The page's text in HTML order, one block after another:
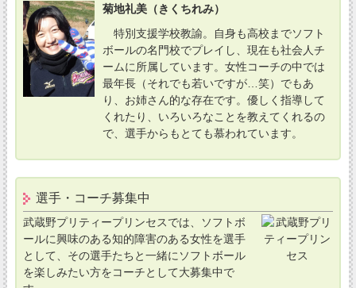
菊地礼美（きくちれみ）
特別支援学校教諭。自身も高校までソフト
ボールの名門校でプレイし、現在も社会人チ
ームに所属しています。女性コーチの中では
最年長（それでも若いですが…笑）でもあ
り、お姉さん的な存在です。優しく指導して
くれたり、いろいろなことを教えてくれるの
で、選手からもとても慕われています。
選手・コーチ募集中
武蔵野プリティープリンセスでは、ソフトボ
ールに興味のある知的障害のある女性を選手
として、その選手たちと一緒にソフトボール
を楽しみたい方をコーチとして大募集中で